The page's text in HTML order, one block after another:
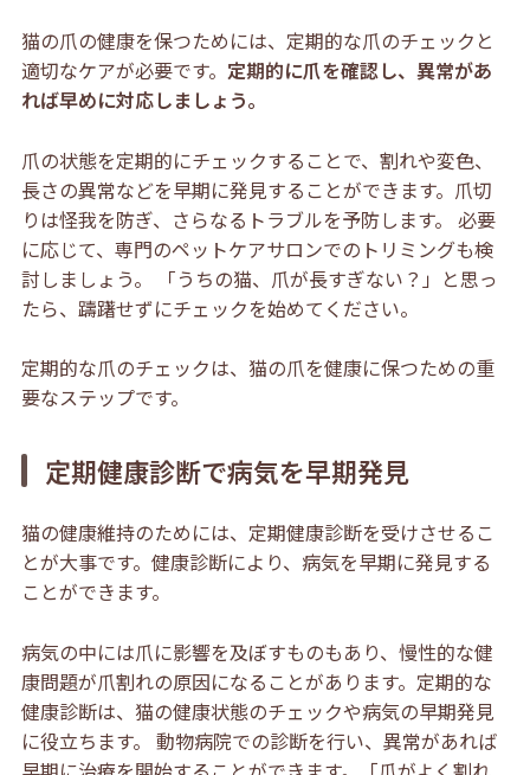
猫の爪の健康を保つためには、定期的な爪のチェックと
適切なケアが必要です。 定期的に爪を確認し、異常があ
れば早めに対応しましょう。
爪の状態を定期的にチェックすることで、割れや変色、
長さの異常などを早期に発見することができます。爪切
りは怪我を防ぎ、さらなるトラブルを予防します。 必要
に応じて、専門のペットケアサロンでのトリミングも検
討しましょう。 「うちの猫、爪が長すぎない？」と思っ
たら、躊躇せずにチェックを始めてください。
定期的な爪のチェックは、猫の爪を健康に保つための重
要なステップです。
定期健康診断で病気を早期発見
猫の健康維持のためには、定期健康診断を受けさせるこ
とが大事です。健康診断により、病気を早期に発見する
ことができます。
病気の中には爪に影響を及ぼすものもあり、慢性的な健
康問題が爪割れの原因になることがあります。定期的な
健康診断は、猫の健康状態のチェックや病気の早期発見
に役立ちます。 動物病院での診断を行い、異常があれば